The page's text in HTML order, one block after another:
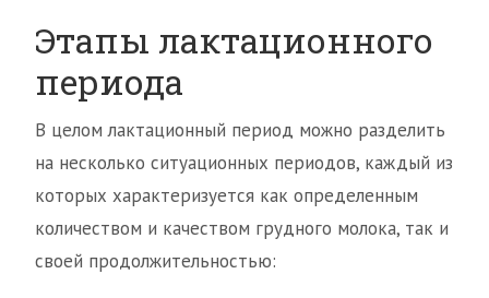
Этапы лактационного
периода
В целом лактационный период можно разделить
на несколько ситуационных периодов, каждый из
которых характеризуется как определенным
количеством и качеством грудного молока, так и
своей продолжительностью: